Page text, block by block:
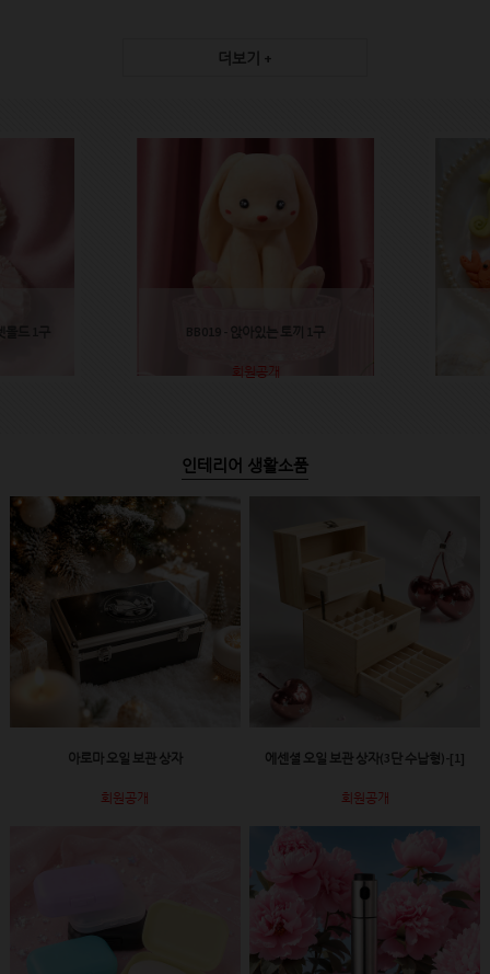
더보기 +
드 1구 BB019 - 앉아있는 토끼 1구
회원공개
인테리어 생활소품
아로마 오일 보관 상자
회원공개
에센셜 오일 보관 상자(3단 수납형)-[1]
회원공개